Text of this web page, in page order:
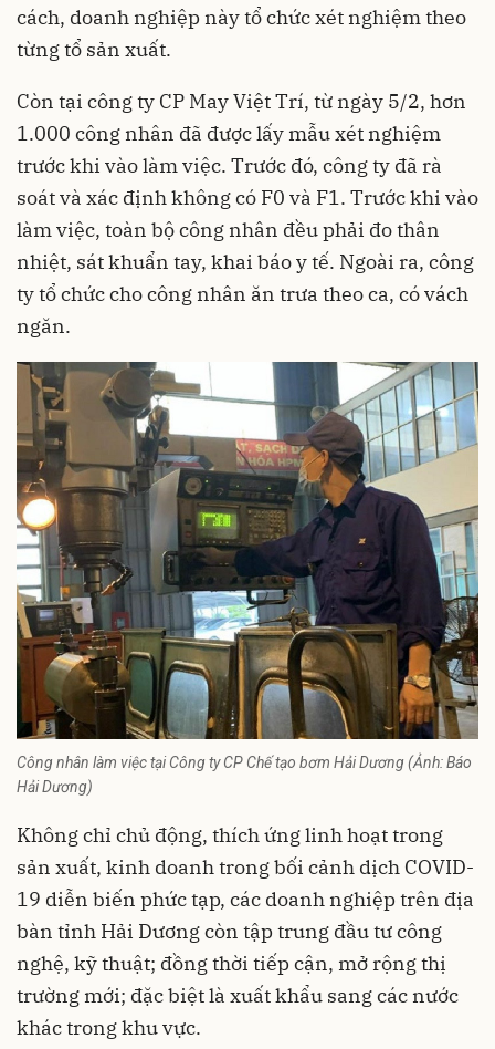
cách, doanh nghiệp này tổ chức xét nghiệm theo
từng tổ sản xuất.
Còn tại công ty CP May Việt Trí, từ ngày 5/2, hơn
1.000 công nhân đã được lấy mẫu xét nghiệm
trước khi vào làm việc. Trước đó, công ty đã rà
soát và xác định không có F0 và F1. Trước khi vào
làm việc, toàn bộ công nhân đều phải đo thân
nhiệt, sát khuẩn tay, khai báo y tế. Ngoài ra, công
ty tổ chức cho công nhân ăn trưa theo ca, có vách
ngăn.
Công nhân làm việc tại Công ty CP Chế tạo bơm Hải Dương (Ảnh: Báo
Hải Dương)
Không chỉ chủ động, thích ứng linh hoạt trong
sản xuất, kinh doanh trong bối cảnh dịch COVID-
19 diễn biến phức tạp, các doanh nghiệp trên địa
bàn tỉnh Hải Dương còn tập trung đầu tư công
nghệ, kỹ thuật; đồng thời tiếp cận, mở rộng thị
trường mới; đặc biệt là xuất khẩu sang các nước
khác trong khu vực.